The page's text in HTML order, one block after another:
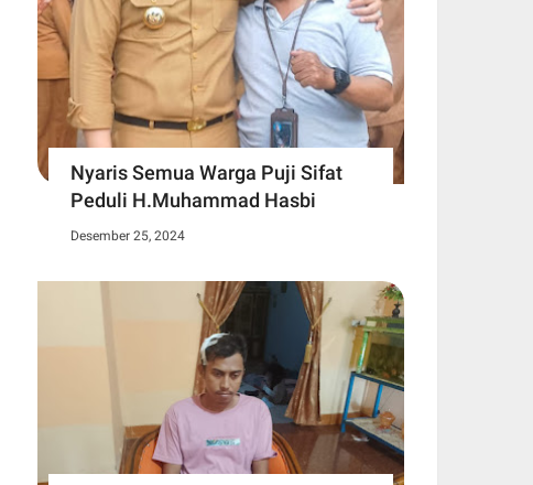
Nyaris Semua Warga Puji Sifat
Peduli H.Muhammad Hasbi
Desember 25, 2024